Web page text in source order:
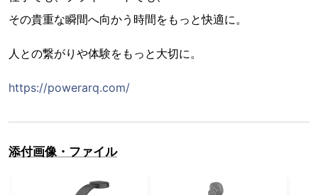
その貴重な瞬間へ向かう時間をもっと快適に。
人との繋がりや体験をもっと大切に。
https://powerarq.com/
添付画像・ファイル